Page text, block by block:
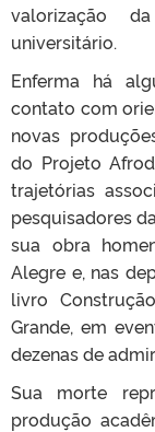
valorização
universitário.
Enferma há
contato com
novas
do Projeto
trajetórias
pesquisadores
sua obra
Alegre e, nas
livro
Grande, em
dezenas de
Sua morte
produção